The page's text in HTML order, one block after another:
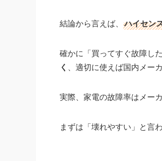
結論から言えば、 ハイセン
確かに「買ってすぐ故障し
く 、適切に使えば国内メー
実際、家電の故障率はメー
まずは「壊れやすい」と言